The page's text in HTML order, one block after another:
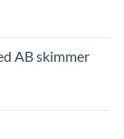
AB skimmer